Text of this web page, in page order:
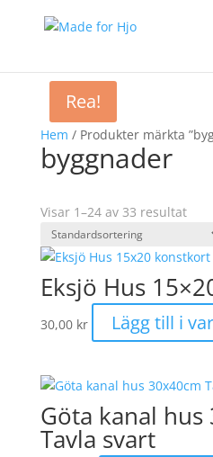
Hem / Produkter märkta
byggnader
Visar 1–24 av 33 resultat
Eksjö Hus
30,00 kr Lägg till i
Göta kanal hus
Tavla svart
Rea!